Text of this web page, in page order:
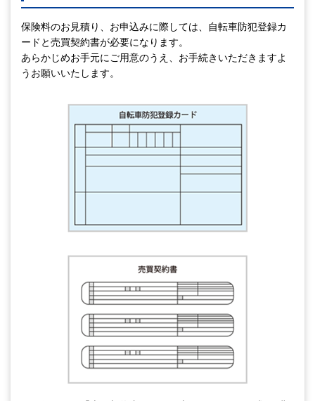
保険料のお見積り、お申込みに際しては、自転車防犯登録カ
ードと売買契約書が必要になります。
あらかじめお手元にご用意のうえ、お手続きいただきますよ
うお願いいたします。